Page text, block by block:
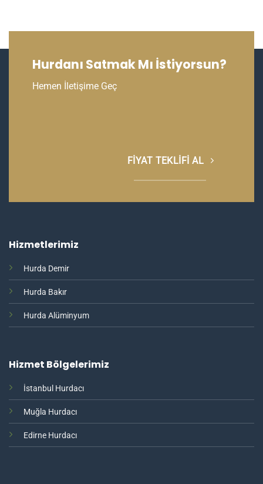
Hurdanı Satmak Mı İstiyorsun?
Hemen İletişime Geç
FIYAT TEKLIFI AL
Hizmetlerimiz
Hurda Demir
Hurda Bakır
Hurda Alüminyum
Hizmet Bölgelerimiz
İstanbul Hurdacı
Muğla Hurdacı
Edirne Hurdacı